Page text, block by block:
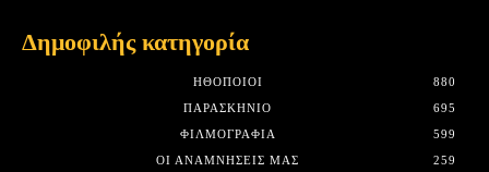
Δημοφιλής κατηγορία
HΘΟΠΟΙΟΊ
880
ΠΑΡΑΣΚΉΝΙΟ
695
ΦΙΛΜΟΓΡΑΦΊΑ
599
ΟΙ ΑΝΑΜΝΉΣΕΙΣ ΜΑΣ
259